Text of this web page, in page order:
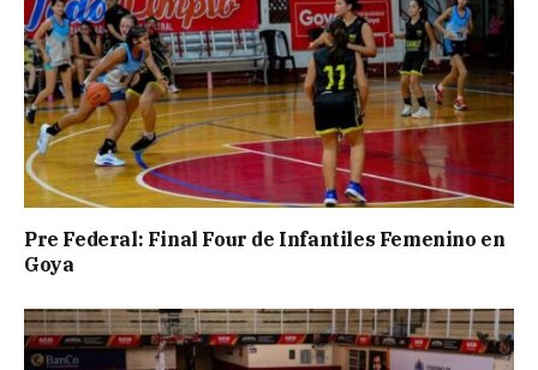
Pre Federal: Final Four de Infantiles Femenino en
Goya